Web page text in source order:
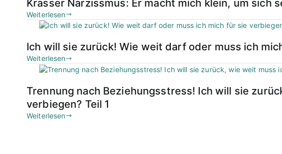
Krasser Narzissmus: Er macht mich klein, um sich
Weiterlesen
Ich will sie zurück! Wie weit darf oder muss ich
Weiterlesen
Trennung nach Beziehungsstress! Ich will sie
verbiegen? Teil 1
Weiterlesen